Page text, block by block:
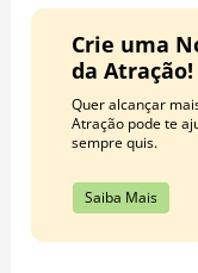
Crie uma
da Atração!
Quer alcançar
Atração pode te
sempre quis.
Saiba Mais